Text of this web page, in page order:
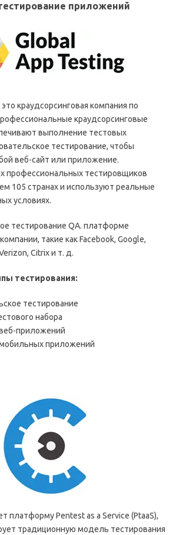
приложений
краудсорсинговая компания по
краудсорсинговые
выполнение тестовых
тестирование, чтобы
веб-сайт или приложение.
профессиональных тестировщиков
105 странах и используют реальные
условиях.
тестирование QA. платформе
такие как Facebook, Google,
Citrix и т. д.
тестирования:
тестирование
набора
приложений
приложений
платформу Pentest as a Service (PtaaS),
традиционную модель тестирования